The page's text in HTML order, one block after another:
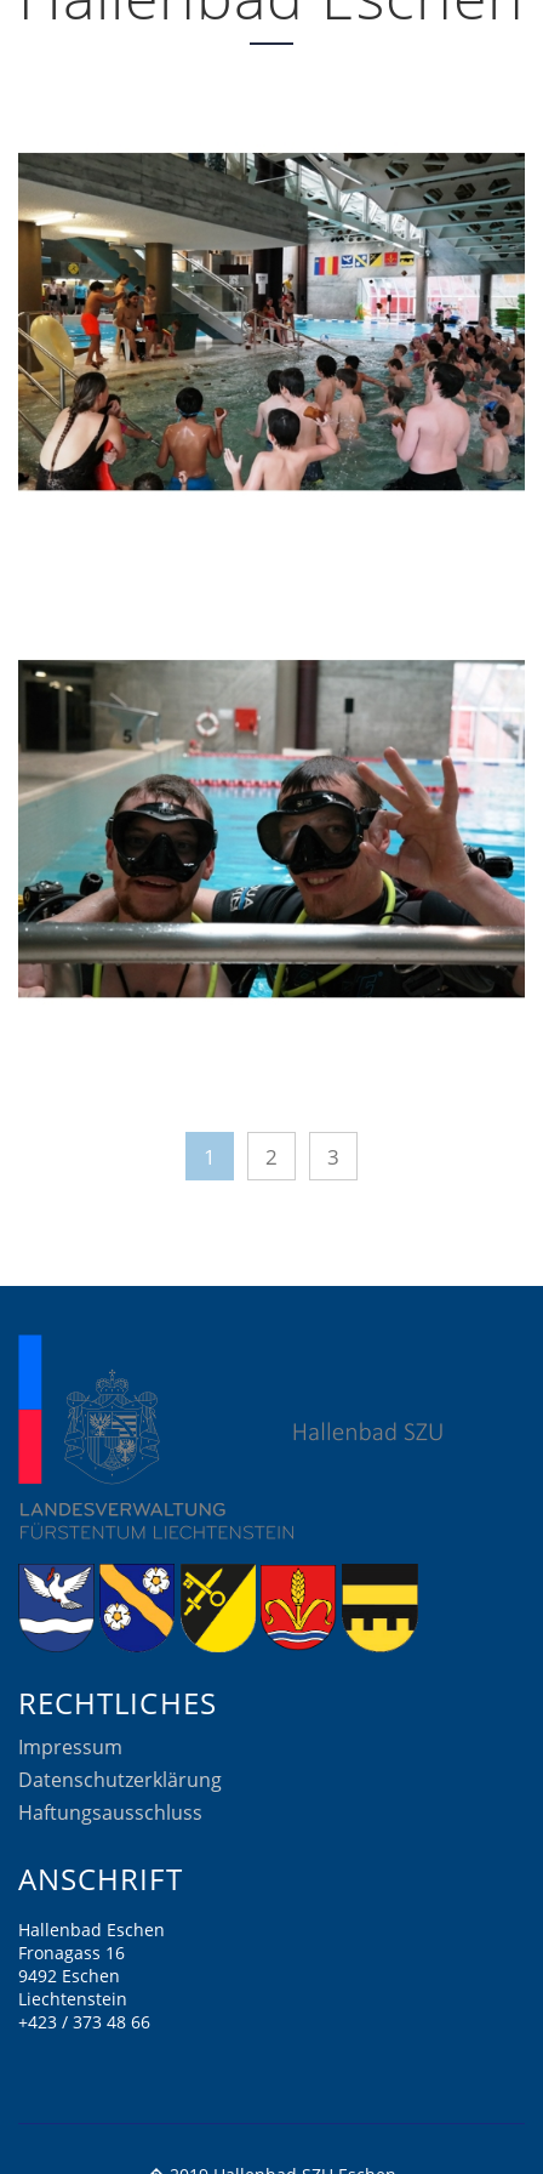
1 2 3
RECHTLICHES
Impressum
Datenschutzerklärung
Haftungsausschluss
ANSCHRIFT
Hallenbad Eschen
Fronagass 16
9492 Eschen
Liechtenstein
+423 / 373 48 66